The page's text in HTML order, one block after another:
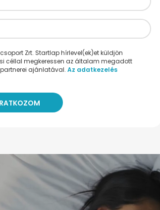
Zrt. Startlap hírlevel(ek)et küldjön
céllal megkeressen az általam megadott
ajánlatával. Az adatkezelés